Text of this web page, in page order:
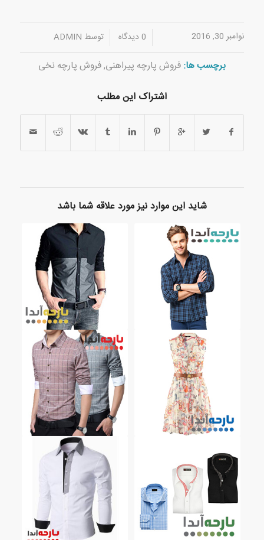
نوامبر 30, 2016 0 دیدگاه/ توسط ADMIN
برچسب ها: فروش پارچه پیراهنی,فروش پارچه نخی
اشتراک این مطلب
شاید این موارد نیز مورد علاقه شما باشد